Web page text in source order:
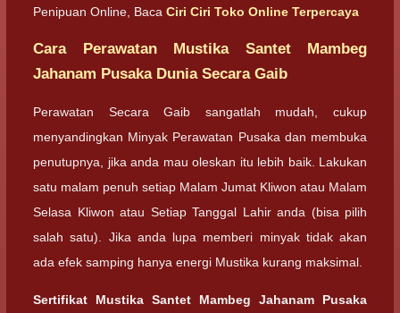
Penipuan Online, Baca Ciri Ciri Toko Online Terpercaya
Cara Perawatan Mustika Santet Mambeg
Jahanam Pusaka Dunia Secara Gaib
Perawatan Secara Gaib sangatlah mudah, cukup
menyandingkan Minyak Perawatan Pusaka dan membuka
penutupnya, jika anda mau oleskan itu lebih baik. Lakukan
satu malam penuh setiap Malam Jumat Kliwon atau Malam
Selasa Kliwon atau Setiap Tanggal Lahir anda (bisa pilih
salah satu). Jika anda lupa memberi minyak tidak akan
ada efek samping hanya energi Mustika kurang maksimal.
Sertifikat Mustika Santet Mambeg Jahanam Pusaka